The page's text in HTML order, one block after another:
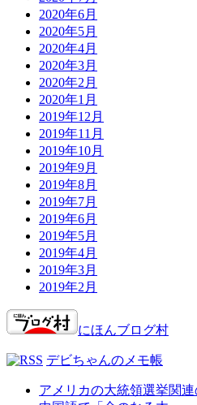
2020年6月
2020年5月
2020年4月
2020年3月
2020年2月
2020年1月
2019年12月
2019年11月
2019年10月
2019年9月
2019年8月
2019年7月
2019年6月
2019年5月
2019年4月
2019年3月
2019年2月
にほんブログ村
デビちゃんのメモ帳
アメリカの大統領選挙関